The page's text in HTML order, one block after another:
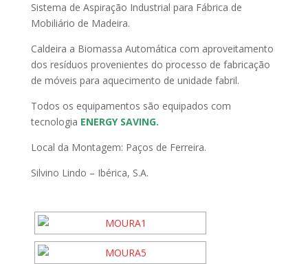
Sistema de Aspiração Industrial para Fábrica de
Mobiliário de Madeira.
Caldeira a Biomassa Automática com aproveitamento
dos resíduos provenientes do processo de fabricação
de móveis para aquecimento de unidade fabril.
Todos os equipamentos são equipados com
tecnologia ENERGY SAVING.
Local da Montagem: Paços de Ferreira.
Silvino Lindo – Ibérica, S.A.